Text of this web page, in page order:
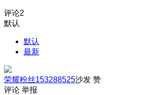
评论2
默认
默认
最新
荣耀粉丝153288525沙发 赞
评论 举报